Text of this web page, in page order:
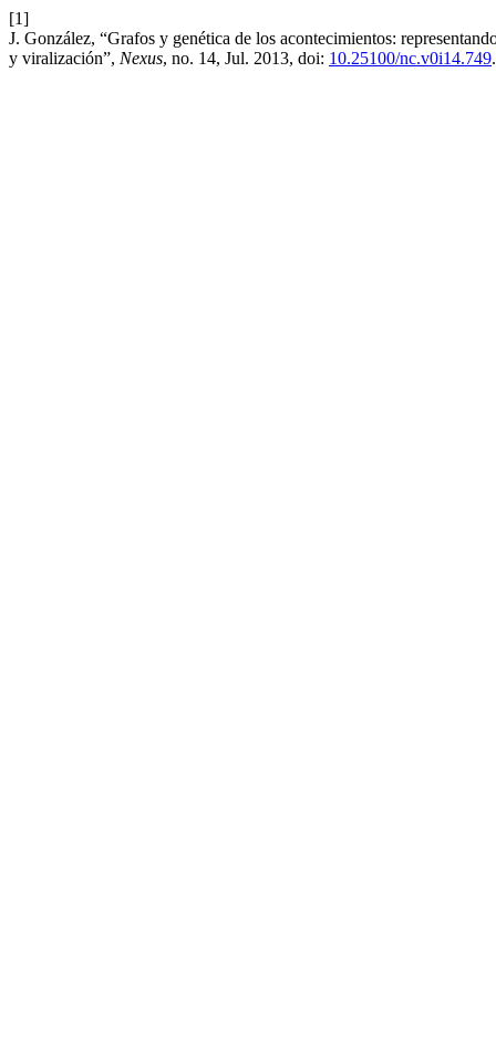
[1]
J. González, “Grafos y genética de los acontecimientos:
y viralización”, Nexus, no. 14, Jul. 2013, doi: 10.25100/nc.v0i14.749.